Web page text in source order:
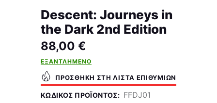
Descent: Journeys in
the Dark 2nd Edition
88,00 €
ΕΞΑΝΤΛΗΜΈΝΟ
ΠΡΟΣΘΉΚΗ ΣΤΗ ΛΊΣΤΑ ΕΠΙΘΥΜΙΏΝ
ΚΩΔΙΚΌΣ ΠΡΟΪΌΝΤΟΣ: FFDJ01